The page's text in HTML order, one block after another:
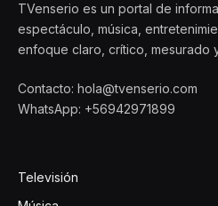
TVenserio es un portal de
espectáculo, música,
enfoque claro, crítico, mesurado
Contacto: hola@tvenserio.com
WhatsApp: +56942971899
Televisión